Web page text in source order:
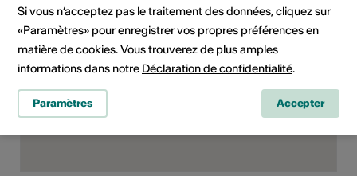
Si vous n’acceptez pas le traitement des données, cliquez sur
«Paramètres» pour enregistrer vos propres préférences en
matière de cookies. Vous trouverez de plus amples
informations dans notre Déclaration de confidentialité.
Paramètres Accepter